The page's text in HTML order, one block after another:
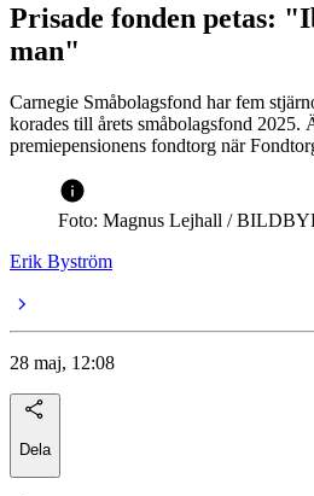
Prisade fonden petas:
man"
Carnegie Småbolagsfond har fem
korades till årets småbolagsfond 2025.
premiepensionens fondtorg när
Foto: Magnus Lejhall /
Erik Byström
28 maj, 12:08
Dela